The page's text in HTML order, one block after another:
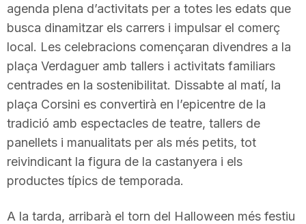
r
a
g
o
agenda plena d’activitats per a totes les edats que
busca dinamitzar els carrers i impulsar el comerç
local. Les celebracions començaran divendres a la
plaça Verdaguer amb tallers i activitats familiars
centrades en la sostenibilitat. Dissabte al matí, la
plaça Corsini es convertirà en l’epicentre de la
tradició amb espectacles de teatre, tallers de
panellets i manualitats per als més petits, tot
reivindicant la figura de la castanyera i els
productes típics de temporada.
A la tarda, arribarà el torn del Halloween més festiu